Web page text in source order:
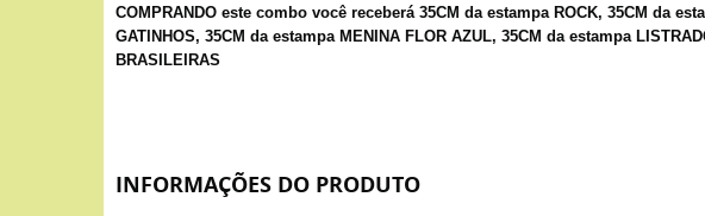
COMPRANDO este combo você receberá 35CM da estampa ROCK, 35CM da
GATINHOS, 35CM da estampa MENINA FLOR AZUL, 35CM da estampa
BRASILEIRAS
INFORMAÇÕES DO PRODUTO